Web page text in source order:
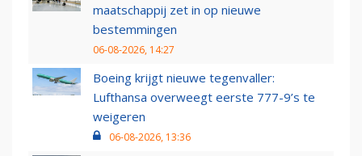
maatschappij zet in op nieuwe
bestemmingen
06-08-2026, 14:27
Boeing krijgt nieuwe tegenvaller:
Lufthansa overweegt eerste 777-9’s te
weigeren
06-08-2026, 13:36